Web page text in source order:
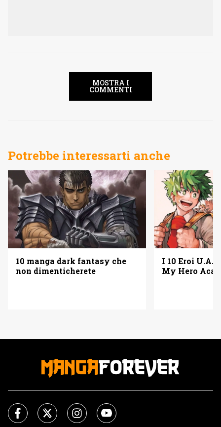
MOSTRA I
COMMENTI
Potrebbe interessarti anche
10 manga dark fantasy che
non dimenticherete
I 10 Eroi U.A.
My Hero